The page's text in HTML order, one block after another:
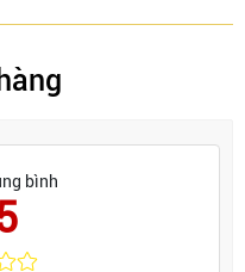
dụng nhà bếp được sắp
bình